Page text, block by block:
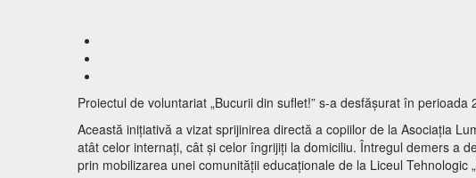
Proiectul de voluntariat „Bucurii din suflet!” s-a desfășurat în perioada
Această inițiativă a vizat sprijinirea directă a copiilor de la Asociația
atât celor internați, cât și celor îngrijiți la domiciliu. Întregul demers a
prin mobilizarea unei comunității educaționale de la Liceul Tehnologic